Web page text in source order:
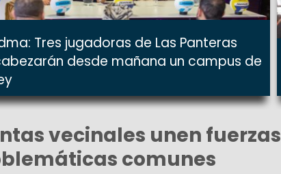
Tres jugadoras de Las Panteras
desde mañana un campus de
vecinales unen fuerzas
comunes